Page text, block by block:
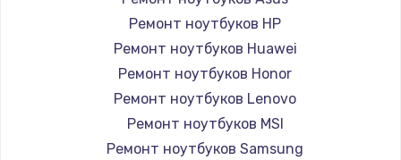
Ремонт ноутбуков HP
Ремонт ноутбуков Huawei
Ремонт ноутбуков Honor
Ремонт ноутбуков Lenovo
Ремонт ноутбуков MSI
Ремонт ноутбуков Samsung